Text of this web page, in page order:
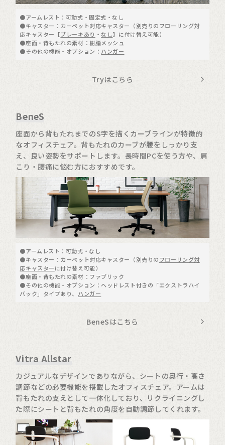
●アームレスト：可動式・固定式・なし
●キャスター：カーペット対応キャスター（別売りのフローリング対
応キャスター【ブレーキあり ・なし】に付け替え可能）
●座面・背もたれの素材：樹脂メッシュ
●その他の機能・オプション： ハンガー
Tryはこちら
BeneS
座面から背もたれまでのS字を描くカーブラインが特徴的
なオフィスチェア。背もたれのカーブが腰をしっかり支
え、良い姿勢をサポートします。長時間PCを使う方や、肩
こり・腰痛に悩む方におすすめです。
●アームレスト：可動式・なし
●キャスター：カーペット対応キャスター（別売りのフローリング対
応キャスターに付け替え可能）
●座面・背もたれの素材：ファブリック
●その他の機能・オプション：ヘッドレスト付きの「エクストラハイ
バック」タイプあり、 ハンガー
BeneSはこちら
Vitra Allstar
カジュアルなデザインでありながら、シートの奥行・高さ
調節などの必要機能を搭載したオフィスチェア。アームは
背もたれの支えとして一体化しており、リクライニングし
た際にシートと背もたれの角度を自動調節してくれます。